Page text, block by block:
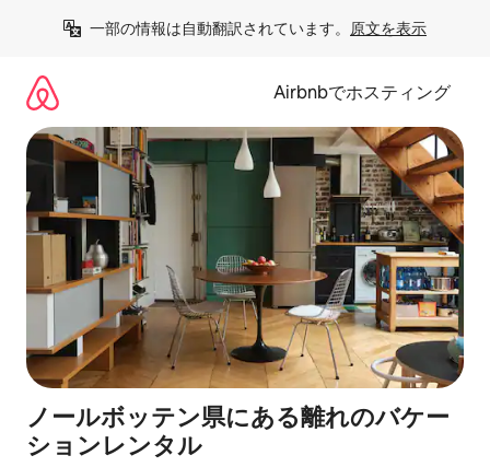
一部の情報は自動翻訳されています。 原文を表示
Airbnbでホスティング
ノールボッテン県にある離れのバケー
ションレンタル